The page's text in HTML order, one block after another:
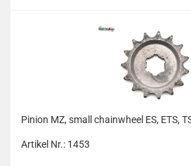
Pinion MZ, small chainwheel ES, ETS,
Artikel Nr.: 1453